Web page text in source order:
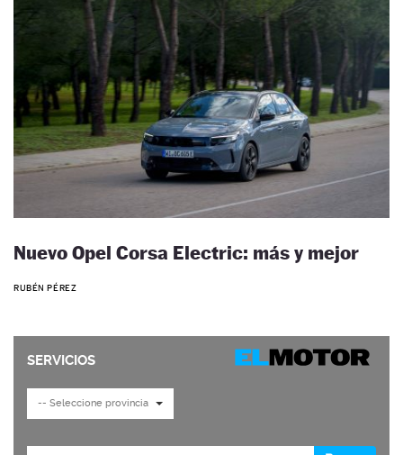
Nuevo Opel Corsa Electric: más y mejor
RUBÉN PÉREZ